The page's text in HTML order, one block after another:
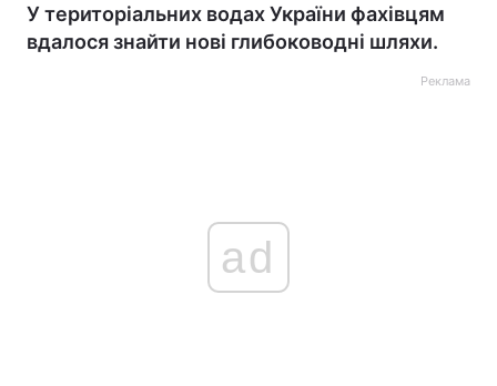
У територіальних водах України фахівцям
вдалося знайти нові глибоководні шляхи.
Реклама
ad